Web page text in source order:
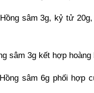
sâm 3g, kỷ tử
sâm 3g kết hợp
sâm 6g phối hợp